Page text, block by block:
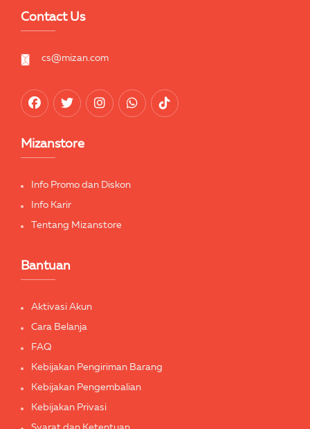
Contact Us
cs@mizan.com
Mizanstore
Info Promo dan Diskon
Info Karir
Tentang Mizanstore
Bantuan
Aktivasi Akun
Cara Belanja
FAQ
Kebijakan Pengiriman Barang
Kebijakan Pengembalian
Kebijakan Privasi